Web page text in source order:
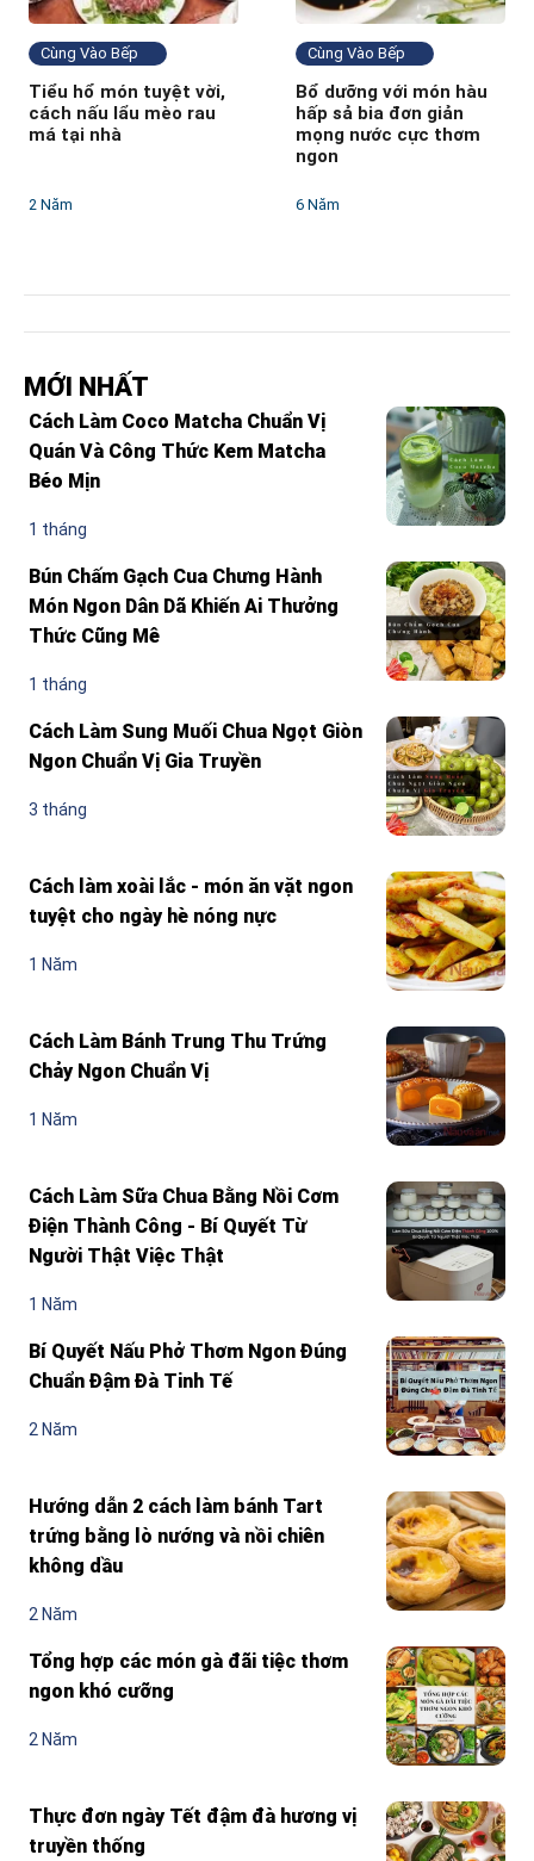
Cùng Vào Bếp
Tiểu hổ món tuyệt vời,
cách nấu lẩu mèo rau
má tại nhà
2 Năm
Cùng Vào Bếp
Bổ dưỡng với món hàu
hấp sả bia đơn giản
mọng nước cực thơm
ngon
6 Năm
MỚI NHẤT
Cách Làm Coco Matcha Chuẩn Vị
Quán Và Công Thức Kem Matcha
Béo Mịn
1 tháng
Bún Chấm Gạch Cua Chưng Hành
Món Ngon Dân Dã Khiến Ai Thưởng
Thức Cũng Mê
1 tháng
Cách Làm Sung Muối Chua Ngọt Giòn
Ngon Chuẩn Vị Gia Truyền
3 tháng
Cách làm xoài lắc - món ăn vặt ngon
tuyệt cho ngày hè nóng nực
1 Năm
Cách Làm Bánh Trung Thu Trứng
Chảy Ngon Chuẩn Vị
1 Năm
Cách Làm Sữa Chua Bằng Nồi Cơm
Điện Thành Công - Bí Quyết Từ
Người Thật Việc Thật
1 Năm
Bí Quyết Nấu Phở Thơm Ngon Đúng
Chuẩn Đậm Đà Tinh Tế
2 Năm
Hướng dẫn 2 cách làm bánh Tart
trứng bằng lò nướng và nồi chiên
không dầu
2 Năm
Tổng hợp các món gà đãi tiệc thơm
ngon khó cưỡng
2 Năm
Thực đơn ngày Tết đậm đà hương vị
truyền thống